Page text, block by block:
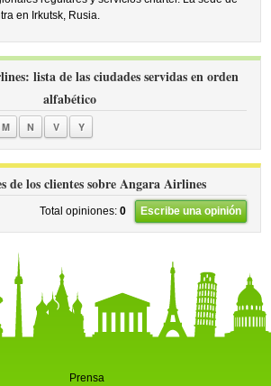
en Irkutsk, Rusia.
lista de las ciudades servidas en orden
alfabético
M N V Y
de los clientes sobre Angara Airlines
Total opiniones: 0 Escribe una opinión
Prensa